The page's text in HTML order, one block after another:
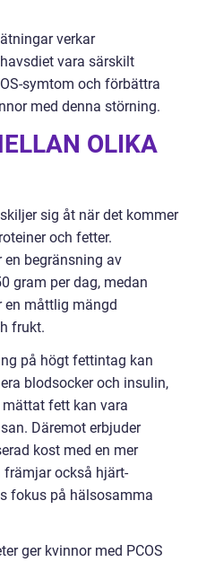
verkar
vara särskilt
symtom och förbättra
med denna störning.
OLIKA
sig åt när det kommer
och fetter.
begränsning av
gram per dag, medan
en måttlig mängd
frukt.
på högt fettintag kan
blodsocker och insulin,
fett kan vara
Däremot erbjuder
kost med en mer
också hjärt-
fokus på hälsosamma
ger kvinnor med PCOS